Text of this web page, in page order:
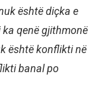
është diçka e
qenë gjithmonë
është konflikti në
banal po